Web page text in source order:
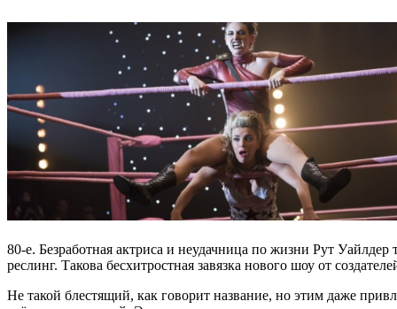
80-е. Безработная актриса и неудачница по жизни Рут
реслинг. Такова бесхитростная завязка нового шоу от
Не такой блестящий, как говорит название, но этим даже